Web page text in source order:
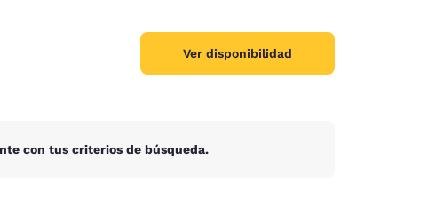
Ver disponibilidad
con tus criterios de búsqueda.